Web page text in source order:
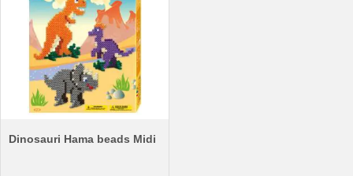
Dinosauri Hama beads Midi